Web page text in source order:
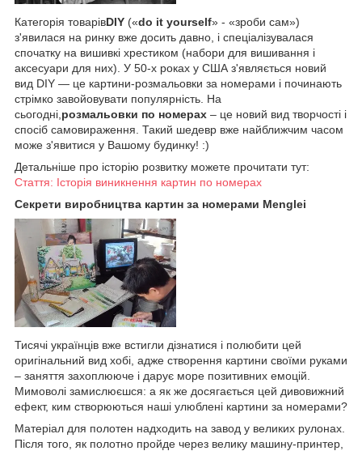
Категорія товарівDIY («do it yourself» - «зроби сам»)
з'явилася на ринку вже досить давно, і спеціалізувалася
спочатку на вишивкі хрестиком (набори для вишивання і
аксесуари для них). У 50-х роках у США з'являється новий
вид DIY — це картини-розмальовки за номерами і починають
стрімко завойовувати популярність. На
сьогодні,розмальовки по номерах – це новий вид творчості і
спосіб самовираження. Такий шедевр вже найближчим часом
може з'явитися у Вашому будинку! :)
Детальніше про історію розвитку можете прочитати тут:
Стаття: Історія виникнення картин по номерах
Секрети виробництва картин за номерами Menglei
Тисячі українців вже встигли дізнатися і полюбити цей
оригінальний вид хобі, адже створення картини своїми руками
– заняття захоплююче і дарує море позитивних емоцій.
Мимоволі замислюєшся: а як же досягається цей дивовижний
ефект, ким створюються наші улюблені картини за номерами?
Матеріал для полотен надходить на завод у великих рулонах.
Після того, як полотно пройде через велику машину-принтер,